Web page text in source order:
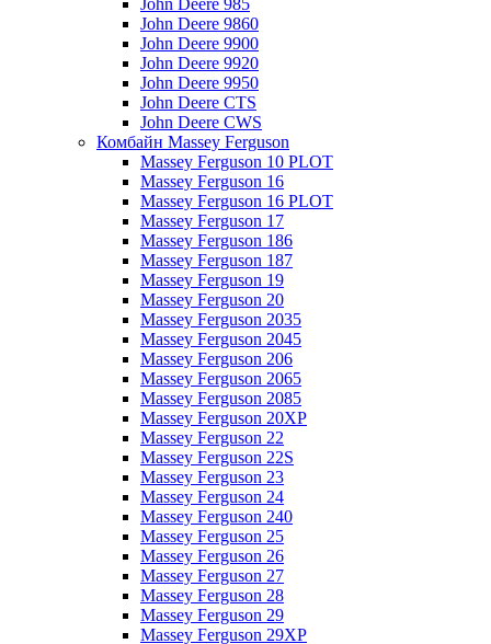
John Deere 985
John Deere 9860
John Deere 9900
John Deere 9920
John Deere 9950
John Deere CTS
John Deere CWS
Комбайн Massey Ferguson
Massey Ferguson 10 PLOT
Massey Ferguson 16
Massey Ferguson 16 PLOT
Massey Ferguson 17
Massey Ferguson 186
Massey Ferguson 187
Massey Ferguson 19
Massey Ferguson 20
Massey Ferguson 2035
Massey Ferguson 2045
Massey Ferguson 206
Massey Ferguson 2065
Massey Ferguson 2085
Massey Ferguson 20XP
Massey Ferguson 22
Massey Ferguson 22S
Massey Ferguson 23
Massey Ferguson 24
Massey Ferguson 240
Massey Ferguson 25
Massey Ferguson 26
Massey Ferguson 27
Massey Ferguson 28
Massey Ferguson 29
Massey Ferguson 29XP